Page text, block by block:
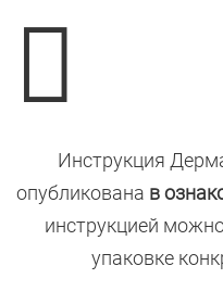

Инструкция
опубликована в
инструкцией
упаковке